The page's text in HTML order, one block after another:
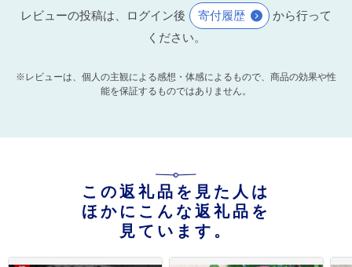
レビューの投稿は、ログイン後 寄付履歴
から行って
ください。
※レビューは、個人の主観による感想・体感によるもので、商品の効果や性
能を保証するものではありません。
この返礼品を見た人は
ほかにこんな返礼品を
見ています。